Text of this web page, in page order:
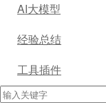
AI大模型
经验总结
工具插件